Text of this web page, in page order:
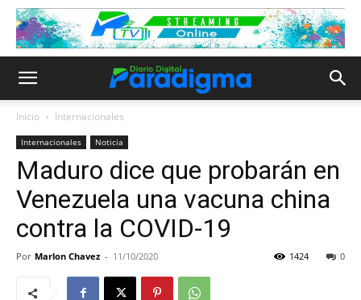
Inicio Internacionales
Internacionales Noticia
Maduro dice que probarán en
Venezuela una vacuna china
contra la COVID-19
Por Marlon Chavez - 11/10/2020 0
1424